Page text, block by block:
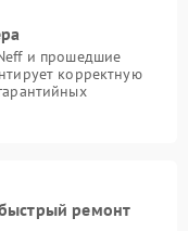
и прошедшие
корректную
ремонт